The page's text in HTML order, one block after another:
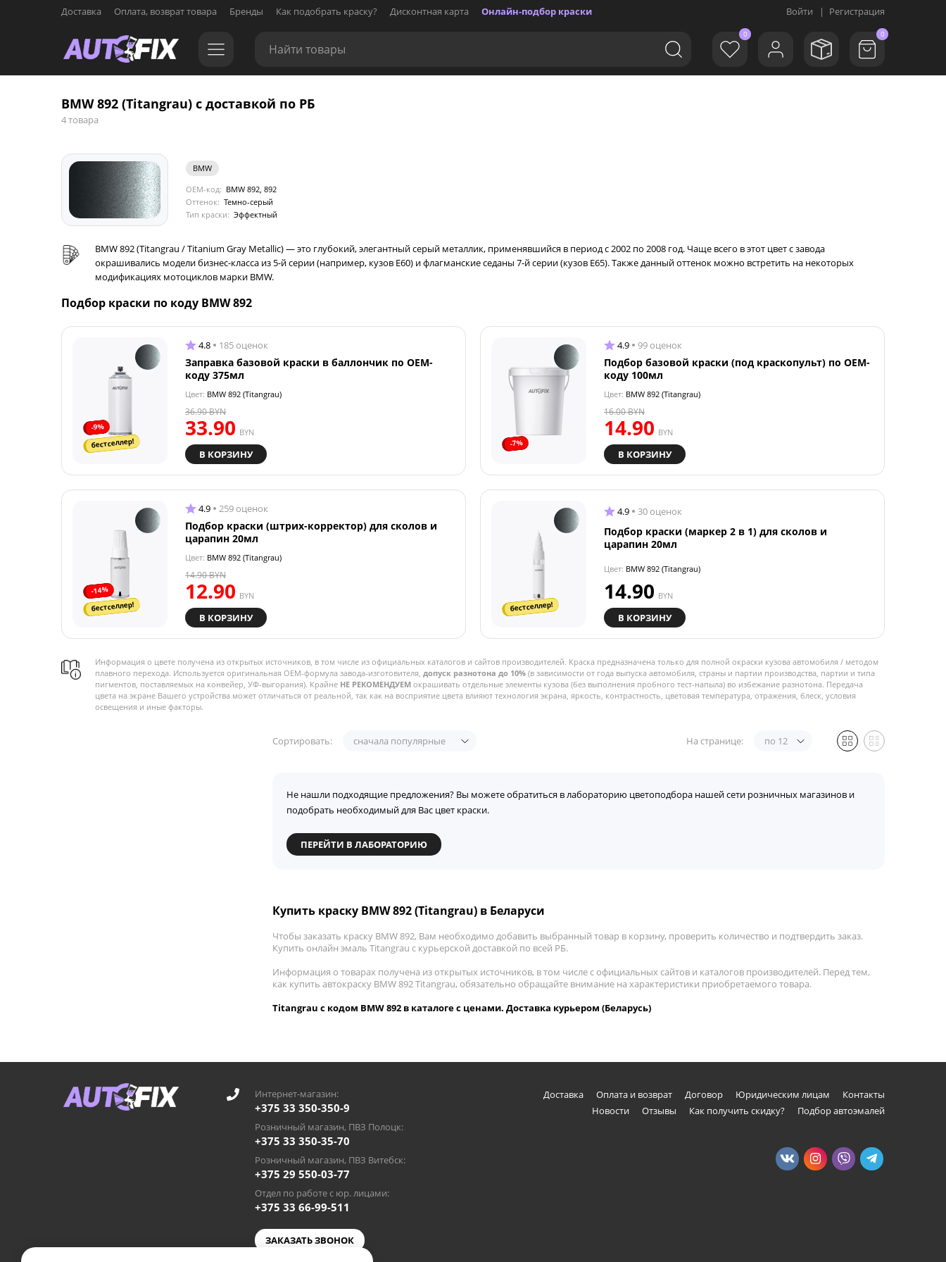
Доставка Оплата, возврат товара Бренды Как подобрать краску? Дисконтная карта Онлайн-подбор краски Войти | Регистрация
0 0
BMW 892 (Titangrau) с доставкой по РБ
4 товара
BMW
OEM-код: BMW 892, 892
Оттенок: Темно-серый
Тип краски: Эффектный
BMW 892 (Titangrau / Titanium Gray Metallic) — это глубокий, элегантный серый металлик, применявшийся в период с 2002 по 2008 год. Чаще всего в этот цвет с завода
окрашивались модели бизнес-класса из 5-й серии (например, кузов E60) и флагманские седаны 7-й серии (кузов E65). Также данный оттенок можно встретить на некоторых
модификациях мотоциклов марки BMW.
Подбор краски по коду BMW 892
-9%
бестселлер!
4.8 185 оценок
Заправка базовой краски в баллончик по OEM-
коду 375мл
Цвет: BMW 892 (Titangrau)
33.90 BYN
36.90BYN
В КОРЗИНУ
-7%
4.9 99 оценок
Подбор базовой краски (под краскопульт) по OEM-
коду 100мл
Цвет: BMW 892 (Titangrau)
14.90 BYN
16.00BYN
В КОРЗИНУ
-14%
бестселлер!
4.9 259 оценок
Подбор краски (штрих-корректор) для сколов и
царапин 20мл
Цвет: BMW 892 (Titangrau)
12.90 BYN
14.90BYN
В КОРЗИНУ
бестселлер!
4.9 30 оценок
Подбор краски (маркер 2 в 1) для сколов и
царапин 20мл
Цвет: BMW 892 (Titangrau)
14.90 BYN
В КОРЗИНУ
Информация о цвете получена из открытых источников, в том числе из официальных каталогов и сайтов производителей. Краска предназначена только для полной окраски кузова автомобиля / методом
плавного перехода. Используется оригинальная OEM-формула завода-изготовителя, допуск разнотона до 10% (в зависимости от года выпуска автомобиля, страны и партии производства, партии и типа
пигментов, поставляемых на конвейер, УФ-выгорания). Крайне НЕ РЕКОМЕНДУЕМ окрашивать отдельные элементы кузова (без выполнения пробного тест-напыла) во избежание разнотона. Передача
цвета на экране Вашего устройства может отличаться от реальной, так как на восприятие цвета влияют технология экрана, яркость, контрастность, цветовая температура, отражения, блеск, условия
освещения и иные факторы.
Сортировать: сначала популярные На странице: по 12
Не нашли подходящие предложения? Вы можете обратиться в лабораторию цветоподбора нашей сети розничных магазинов и
подобрать необходимый для Вас цвет краски.
ПЕРЕЙТИ В ЛАБОРАТОРИЮ
Купить краску BMW 892 (Titangrau) в Беларуси
Чтобы заказать краску BMW 892, Вам необходимо добавить выбранный товар в корзину, проверить количество и подтвердить заказ.
Купить онлайн эмаль Titangrau с курьерской доставкой по всей РБ.
Информация о товарах получена из открытых источников, в том числе с официальных сайтов и каталогов производителей. Перед тем,
как купить автокраску BMW 892 Titangrau, обязательно обращайте внимание на характеристики приобретаемого товара.
Titangrau с кодом BMW 892 в каталоге с ценами. Доставка курьером (Беларусь)
Интернет-магазин:
+375 33 350-350-9
Розничный магазин, ПВЗ Полоцк:
+375 33 350-35-70
Розничный магазин, ПВЗ Витебск:
+375 29 550-03-77
Отдел по работе с юр. лицами:
+375 33 66-99-511
ЗАКАЗАТЬ ЗВОНОК
Доставка Оплата и возврат Договор Юридическим лицам
Контакты
Новости
Отзывы Как получить скидку? Подбор автоэмалей